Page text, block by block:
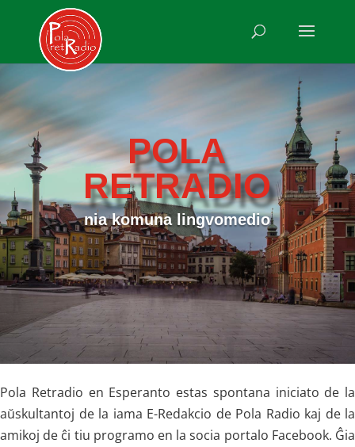
POLA
RETRADIO
nia komuna lingvomedio
Pola Retradio en Esperanto estas spontana iniciato de la
aŭskultantoj de la iama E-Redakcio de Pola Radio kaj de la
amikoj de ĉi tiu programo en la socia portalo Facebook. Ĝia